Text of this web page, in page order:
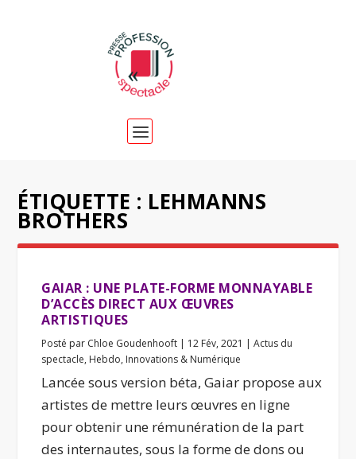
ÉTIQUETTE : LEHMANNS
BROTHERS
GAIAR : UNE PLATE-FORME MONNAYABLE
D’ACCÈS DIRECT AUX ŒUVRES
ARTISTIQUES
Posté par Chloe Goudenhooft | 12 Fév, 2021 |Actus du
spectacle, Hebdo, Innovations & Numérique
Lancée sous version béta, Gaiar propose aux
artistes de mettre leurs œuvres en ligne
pour obtenir une rémunération de la part
des internautes, sous la forme de dons ou